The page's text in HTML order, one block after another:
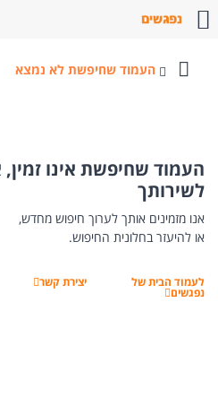
העמוד שחיפשת לא נמצא
העמוד שחיפשת אינו זמין,
לשירותך
אנו מזמינים אותך לערוך חיפוש מחדש,
או להיעזר בחלונית החיפוש.
לעמוד הבית של
נפגשים
יצירת קשר